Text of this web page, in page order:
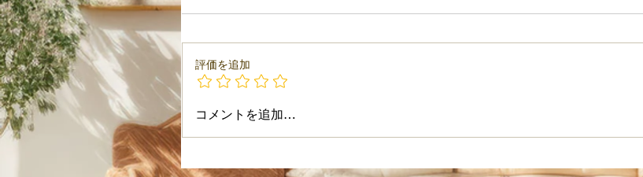
評価を追加
コメントを追加…